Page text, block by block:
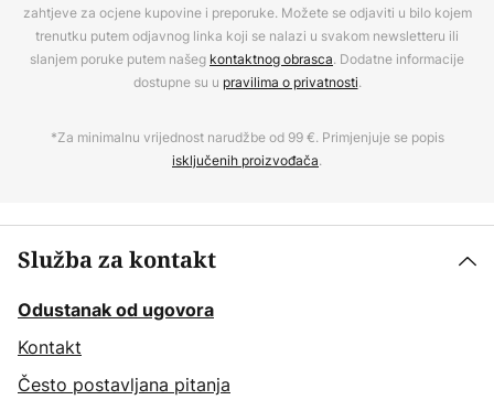
zahtjeve za ocjene kupovine i preporuke. Možete se odjaviti u bilo kojem
trenutku putem odjavnog linka koji se nalazi u svakom newsletteru ili
slanjem poruke putem našeg kontaktnog obrasca. Dodatne informacije
dostupne su u pravilima o privatnosti.
*Za minimalnu vrijednost narudžbe od 99 €. Primjenjuje se popis
isključenih proizvođača.
Služba za kontakt
Odustanak od ugovora
Kontakt
Često postavljana pitanja